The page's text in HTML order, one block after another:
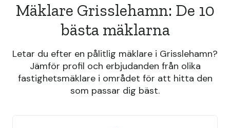
Mäklare Grisslehamn: De 10
bästa mäklarna
Letar du efter en pålitlig mäklare i Grisslehamn?
Jämför profil och erbjudanden från olika
fastighetsmäklare i området för att hitta den
som passar dig bäst.